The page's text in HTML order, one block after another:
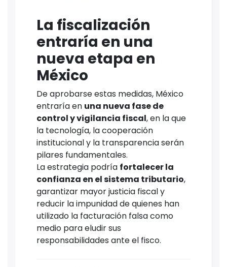
La fiscalización
entraría en una
nueva etapa en
México
De aprobarse estas medidas, México
entraría en una nueva fase de
control y vigilancia fiscal, en la que
la tecnología, la cooperación
institucional y la transparencia serán
pilares fundamentales.
La estrategia podría fortalecer la
confianza en el sistema tributario,
garantizar mayor justicia fiscal y
reducir la impunidad de quienes han
utilizado la facturación falsa como
medio para eludir sus
responsabilidades ante el fisco.